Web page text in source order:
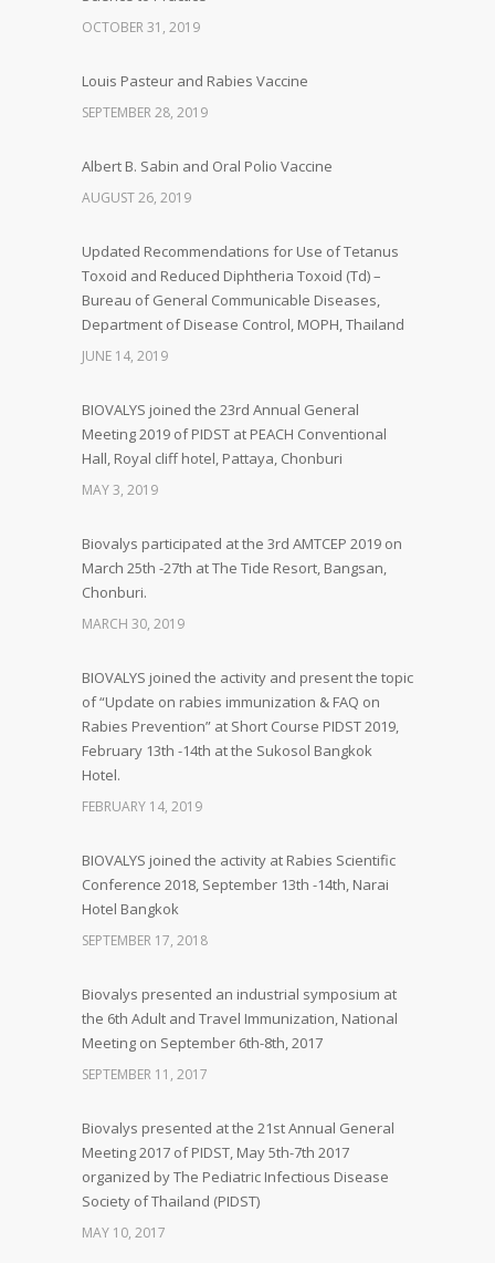
OCTOBER 31, 2019
Louis Pasteur and Rabies Vaccine
SEPTEMBER 28, 2019
Albert B. Sabin and Oral Polio Vaccine
AUGUST 26, 2019
Updated Recommendations for Use of Tetanus
Toxoid and Reduced Diphtheria Toxoid (Td) –
Bureau of General Communicable Diseases,
Department of Disease Control, MOPH, Thailand
JUNE 14, 2019
BIOVALYS joined the 23rd Annual General
Meeting 2019 of PIDST at PEACH Conventional
Hall, Royal cliff hotel, Pattaya, Chonburi
MAY 3, 2019
Biovalys participated at the 3rd AMTCEP 2019 on
March 25th -27th at The Tide Resort, Bangsan,
Chonburi.
MARCH 30, 2019
BIOVALYS joined the activity and present the topic
of “Update on rabies immunization & FAQ on
Rabies Prevention” at Short Course PIDST 2019,
February 13th -14th at the Sukosol Bangkok
Hotel.
FEBRUARY 14, 2019
BIOVALYS joined the activity at Rabies Scientific
Conference 2018, September 13th -14th, Narai
Hotel Bangkok
SEPTEMBER 17, 2018
Biovalys presented an industrial symposium at
the 6th Adult and Travel Immunization, National
Meeting on September 6th-8th, 2017
SEPTEMBER 11, 2017
Biovalys presented at the 21st Annual General
Meeting 2017 of PIDST, May 5th-7th 2017
organized by The Pediatric Infectious Disease
Society of Thailand (PIDST)
MAY 10, 2017